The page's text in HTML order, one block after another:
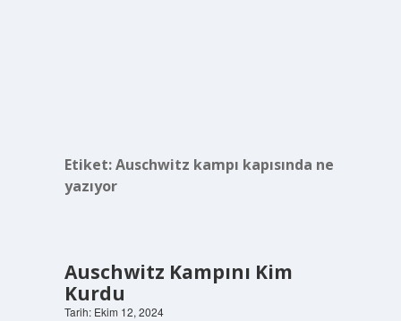
Etiket:Auschwitz kampı kapısında ne
yazıyor
Auschwitz Kampını Kim
Kurdu
Tarih: Ekim 12, 2024